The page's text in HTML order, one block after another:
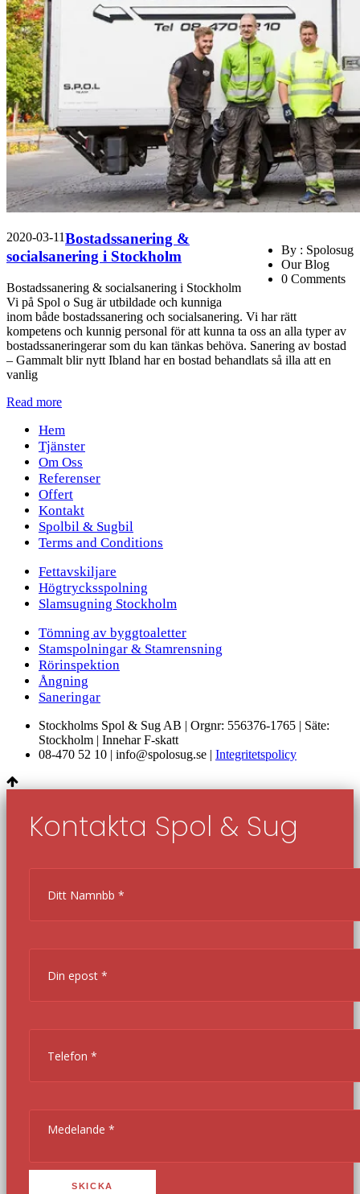
2020-03-11
By : Spolosug
Our Blog
0 Comments
Bostadssanering &
socialsanering i Stockholm
Bostadssanering & socialsanering i Stockholm
Vi på Spol o Sug är utbildade och kunniga
inom både bostadssanering och socialsanering. Vi har rätt
kompetens och kunnig personal för att kunna ta oss an alla typer av
bostadssaneringerar som du kan tänkas behöva. Sanering av bostad
– Gammalt blir nytt Ibland har en bostad behandlats så illa att en
vanlig
Read more
Hem
Tjänster
Om Oss
Referenser
Offert
Kontakt
Spolbil & Sugbil
Terms and Conditions
Fettavskiljare
Högtrycksspolning
Slamsugning Stockholm
Tömning av byggtoaletter
Stamspolningar & Stamrensning
Rörinspektion
Ångning
Saneringar
Stockholms Spol & Sug AB | Orgnr: 556376-1765 | Säte:
Stockholm | Innehar F-skatt
08-470 52 10 | info@spolosug.se | Integritetspolicy
Kontakta Spol & Sug